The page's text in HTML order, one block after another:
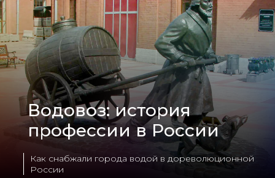
Водовоз: история
профессии в России
Как снабжали города водой в дореволюционной
России